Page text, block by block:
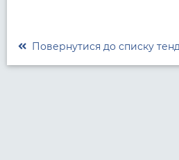
Повернутися до списку